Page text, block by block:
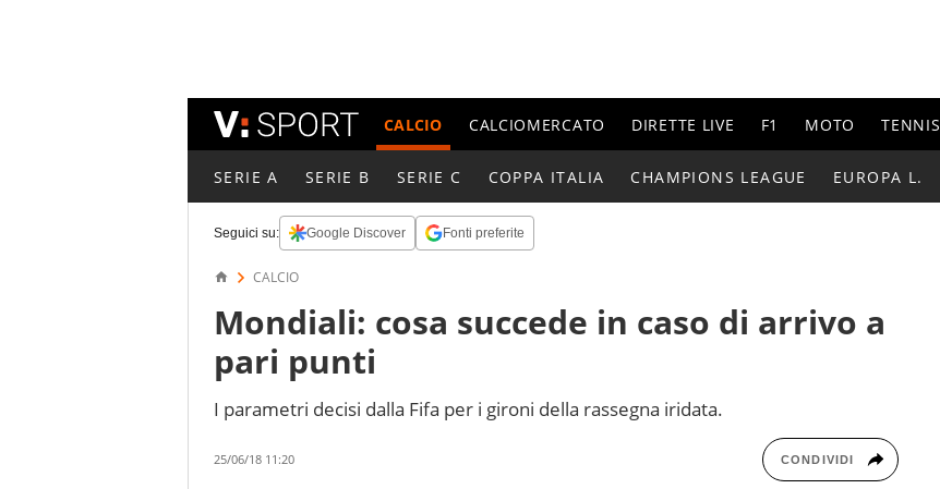
CALCIO CALCIOMERCATO DIRETTE LIVE F1 MOTO TENNIS
SERIE A SERIE B SERIE C COPPA ITALIA CHAMPIONS LEAGUE EUROPA L.
Seguici su: Google Discover Fonti preferite
CALCIO
Mondiali: cosa succede in caso di arrivo a
pari punti
I parametri decisi dalla Fifa per i gironi della rassegna iridata.
25/06/18 11:20 CONDIVIDI